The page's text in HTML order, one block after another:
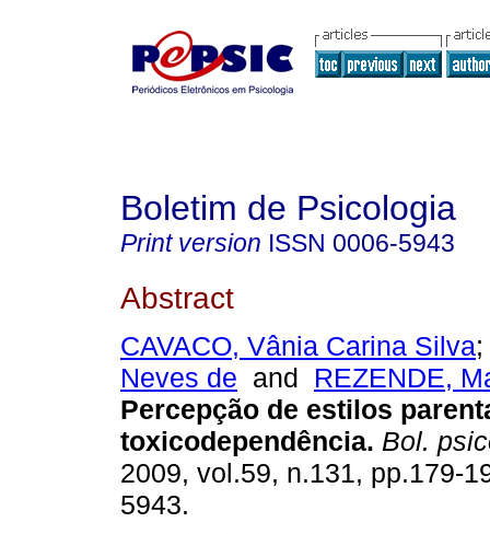
Boletim de Psicologia
Print version ISSN 0006-5943
Abstract
CAVACO, Vânia Carina Silva;
Neves de and REZENDE,
Percepção de estilos
toxicodependência. Bol.
2009, vol.59, n.131, pp.179-
5943.